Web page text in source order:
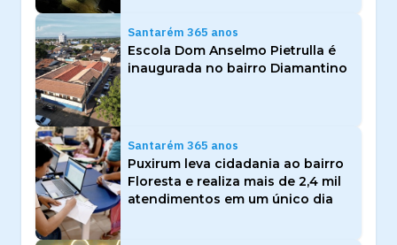
Santarém 365 anos
Escola Dom Anselmo Pietrulla é
inaugurada no bairro Diamantino
Santarém 365 anos
Puxirum leva cidadania ao bairro
Floresta e realiza mais de 2,4 mil
atendimentos em um único dia